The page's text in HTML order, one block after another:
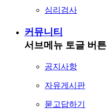
심리검사
커뮤니티
서브메뉴 토글 버튼
공지사항
자유게시판
묻고답하기